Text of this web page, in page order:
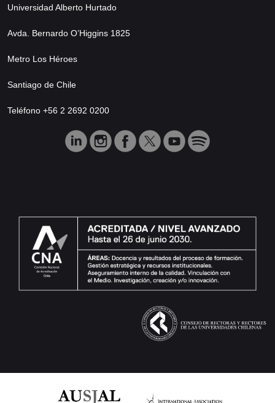
Universidad Alberto Hurtado
Avda. Bernardo O’Higgins 1825
Metro Los Héroes
Santiago de Chile
Teléfono +56 2 2692 0200